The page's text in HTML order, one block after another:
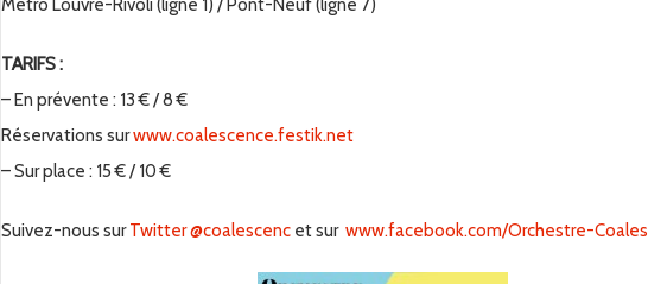
Métro Louvre-Rivoli (ligne 1) / Pont-Neuf (ligne 7)
TARIFS :
– En prévente : 13 € / 8 €
Réservations surwww.coalescence.festik.net
– Sur place : 15 € / 10 €
Suivez-nous surTwitter @coalescenc et sur www.facebook.com/Orchestre-